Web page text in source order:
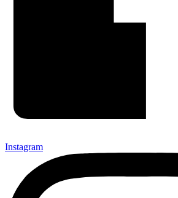
Instagram